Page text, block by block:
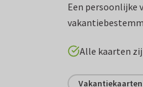
Een persoonlijke
Alle kaarten
Vakantiekaarten